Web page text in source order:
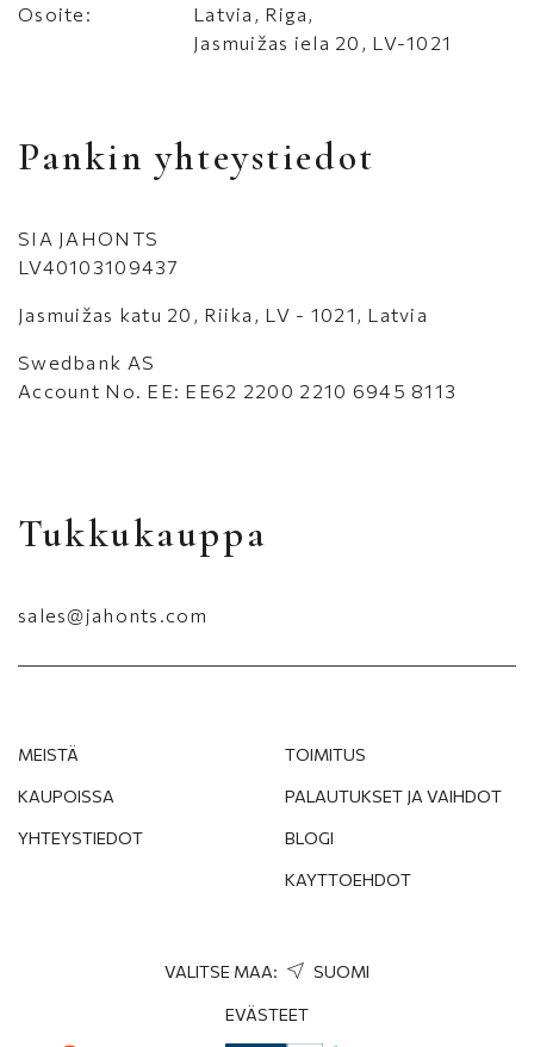
Osoite:
Latvia, Riga,
Jasmuižas iela 20, LV-1021
Pankin yhteystiedot
SIA JAHONTS
LV40103109437
Jasmuižas katu 20, Riika, LV - 1021, Latvia
Swedbank AS
Account No. EE: EE62 2200 2210 6945 8113
Tukkukauppa
sales@jahonts.com
+
MEISTÄ
KAUPOISSA
YHTEYSTIEDOT
TOIMITUS
PALAUTUKSET JA VAIHDOT
BLOGI
KAYTTOEHDOT
VALITSE MAA: SUOMI
EVÄSTEET